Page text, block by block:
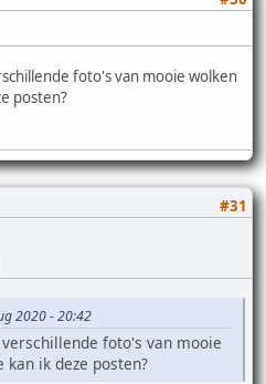
foto's van mooie wolken
posten?
#31
2020 - 20:42
foto's van mooie
kan ik deze posten?